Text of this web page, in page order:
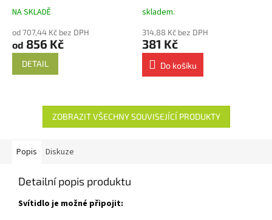
NA SKLADĚ
od 707,44 Kč bez DPH
od 856 Kč
DETAIL
nástěnný
skladem.
314,88 Kč bez DPH
381 Kč
Do košíku
ZOBRAZIT VŠECHNY SOUVISEJÍCÍ PRODUKTY
Popis Diskuze
Detailní popis produktu
Svítidlo je možné připojit: